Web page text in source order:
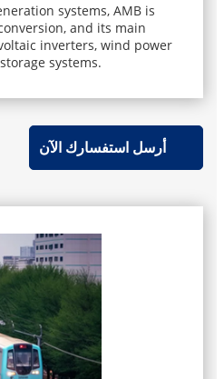
systems, AMB is
and its main
inverters, wind power
systems.
أرسل استفسارك الآن